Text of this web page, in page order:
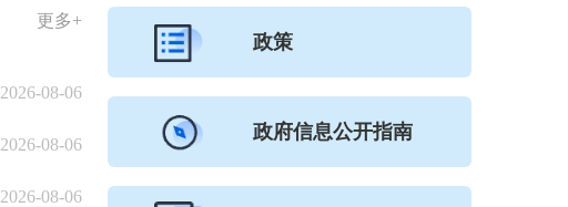
更多+
2026-08-06
2026-08-06
2026-08-06
政策
政府信息公开指南